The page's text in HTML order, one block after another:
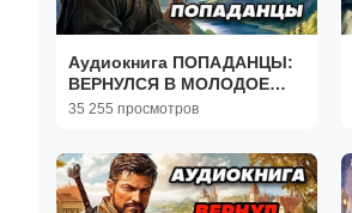
Аудиокнига ПОПАДАНЦЫ:
ВЕРНУЛСЯ В МОЛОДОЕ
ТЕЛО
35 255 просмотров